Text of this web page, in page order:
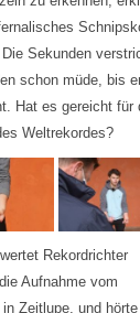
Sekunden
schon müde, bis
Hat es gereicht für
Weltrekordes?
Rekordrichter
Aufnahme vom
Zeitlupe, und hörte